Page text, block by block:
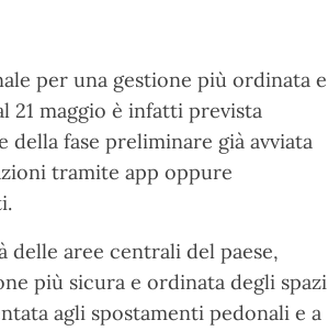
per una gestione più ordinata e
maggio è infatti prevista
della fase preliminare già avviata
tramite app oppure
delle aree centrali del paese,
più sicura e ordinata degli spazi
agli spostamenti pedonali e a